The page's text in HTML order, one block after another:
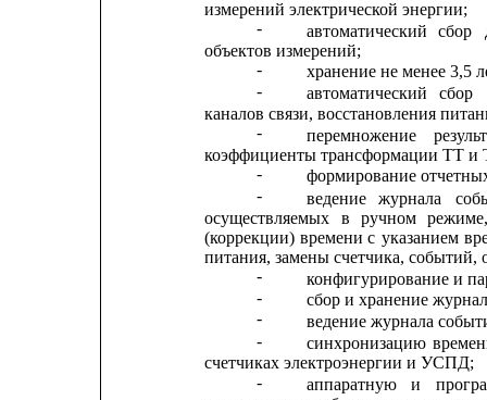
измерений электрической энергии;
-
автоматический сбор
объектов измерений;
-
хранение не менее 3,5
-
автоматический
сбор
каналов связи, восстановления
-
перемножение
коэффициенты трансформации ТТ и
-
формирование
-
ведение журнала
осуществляемых
в ручном
(коррекции) времени с указанием
питания, замены счетчика,
-
конфигурирование и
-
сбор и хранение
-
ведение журнала
-
синхронизацию
счетчиках электроэнергии и УСПД;
-
аппаратную и